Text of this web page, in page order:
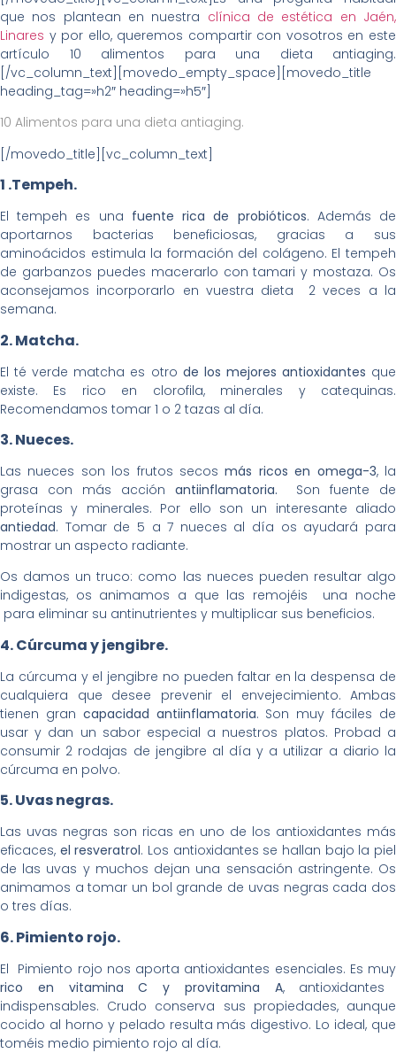
que nos plantean en nuestra clínica de estética en Jaén,
Linares y por ello, queremos compartir con vosotros en este
artículo 10 alimentos para una dieta antiaging.
[/vc_column_text][movedo_empty_space][movedo_title
heading_tag=»h2″ heading=»h5″]
10 Alimentos para una dieta antiaging.
[/movedo_title][vc_column_text]
1 .Tempeh.
El tempeh es una fuente rica de probióticos. Además de
aportarnos bacterias beneficiosas, gracias a sus
aminoácidos estimula la formación del colágeno. El tempeh
de garbanzos puedes macerarlo con tamari y mostaza. Os
aconsejamos incorporarlo en vuestra dieta 2 veces a la
semana.
2. Matcha.
El té verde matcha es otro de los mejores antioxidantes que
existe. Es rico en clorofila, minerales y catequinas.
Recomendamos tomar 1 o 2 tazas al día.
3. Nueces.
Las nueces son los frutos secosmás ricos en omega-3, la
grasa con más acción antiinflamatoria. Son fuente de
proteínas y minerales. Por ello son un interesante aliado
antiedad. Tomar de 5 a 7 nueces al día os ayudará para
mostrar un aspecto radiante.
Os damos un truco: como las nueces pueden resultar algo
indigestas, os animamos a que las remojéis una noche
para eliminar su antinutrientes y multiplicar sus beneficios.
4. Cúrcuma y jengibre.
La cúrcuma y el jengibre no pueden faltar en la despensa de
cualquiera que desee prevenir el envejecimiento. Ambas
tienen gran capacidad antiinflamatoria. Son muy fáciles de
usar y dan un sabor especial a nuestros platos. Probad a
consumir 2 rodajas de jengibre al día y a utilizar a diario la
cúrcuma en polvo.
5. Uvas negras.
Las uvas negras son ricas en uno de los antioxidantes más
eficaces, el resveratrol. Los antioxidantes se hallan bajo la piel
de las uvas y muchos dejan una sensación astringente. Os
animamos a tomar un bol grande de uvas negras cada dos
o tres días.
6. Pimiento rojo.
El Pimiento rojo nos aporta antioxidantes esenciales. Es muy
rico en vitamina C y provitamina A, antioxidantes
indispensables. Crudo conserva sus propiedades, aunque
cocido al horno y pelado resulta más digestivo. Lo ideal, que
toméis medio pimiento rojo al día.